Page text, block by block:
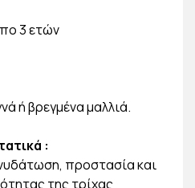
3 ετών
ή βρεγμένα μαλλιά.
:
προστασία και
της τρίχας